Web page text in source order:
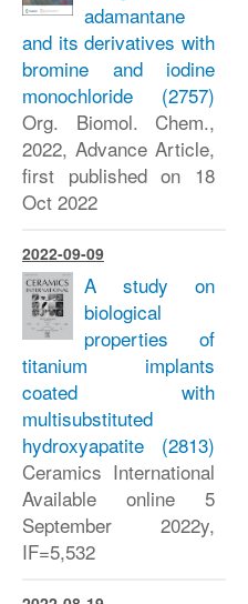
adamantane
and its derivatives with
bromine and iodine
monochloride (2757)
Org. Biomol. Chem.,
2022, Advance Article,
first published on 18
Oct 2022
2022-09-09
A study on
biological
properties of
titanium implants
coated with
multisubstituted
hydroxyapatite (2813)
Ceramics International
Available online 5
September 2022y,
IF=5,532